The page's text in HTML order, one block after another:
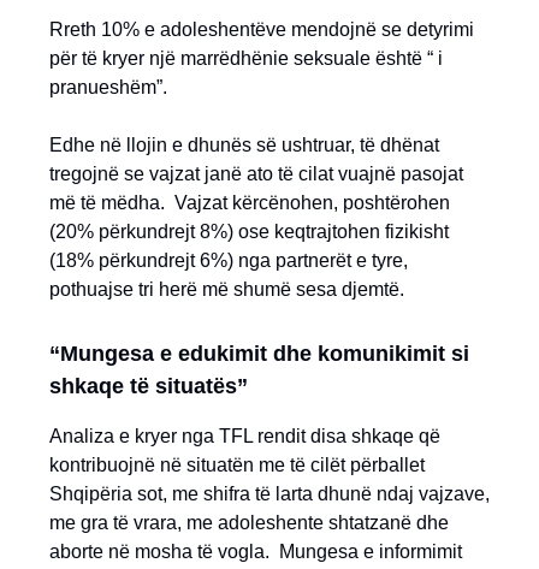
Rreth 10% e adoleshentëve mendojnë se detyrimi
për të kryer një marrëdhënie seksuale është “ i
pranueshëm”.
Edhe në llojin e dhunës së ushtruar, të dhënat
tregojnë se vajzat janë ato të cilat vuajnë pasojat
më të mëdha. Vajzat kërcënohen, poshtërohen
(20% përkundrejt 8%) ose keqtrajtohen fizikisht
(18% përkundrejt 6%) nga partnerët e tyre,
pothuajse tri herë më shumë sesa djemtë.
“Mungesa e edukimit dhe komunikimit si
shkaqe të situatës”
Analiza e kryer nga TFL rendit disa shkaqe që
kontribuojnë në situatën me të cilët përballet
Shqipëria sot, me shifra të larta dhunë ndaj vajzave,
me gra të vrara, me adoleshente shtatzanë dhe
aborte në mosha të vogla. Mungesa e informimit